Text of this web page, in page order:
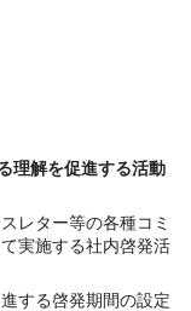
理解を促進する活動
レター等の各種コミ
実施する社内啓発活
する啓発期間の設定